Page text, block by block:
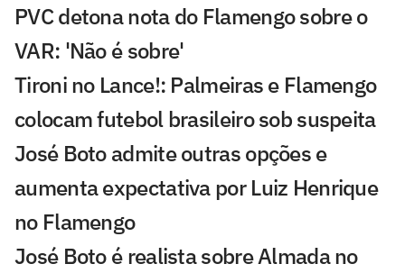
PVC detona nota do Flamengo sobre o
VAR: 'Não é sobre'
Tironi no Lance!: Palmeiras e Flamengo
colocam futebol brasileiro sob suspeita
José Boto admite outras opções e
aumenta expectativa por Luiz Henrique
no Flamengo
José Boto é realista sobre Almada no